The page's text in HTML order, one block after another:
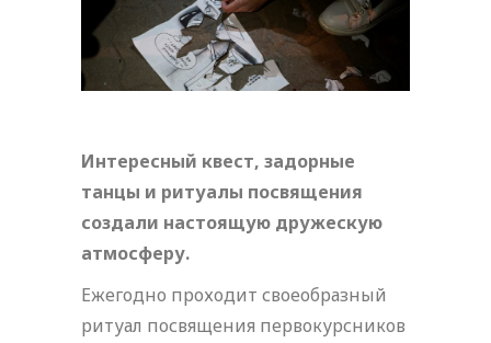
Интересный квест, задорные
танцы и ритуалы посвящения
создали настоящую дружескую
атмосферу.
Ежегодно проходит своеобразный
ритуал посвящения первокурсников